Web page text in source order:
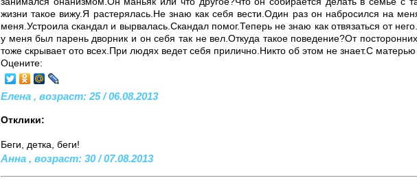
жизни такое вижу.Я растерялась.Не знаю как себя вести.Один раз он набросился на
меня.Устроила скандал и вырвалась.Скандал помог.Теперь не знаю как отвязаться от
у меня был парень дворник и он себя так не вел.Откуда такое поведение?От
тоже скрывает ото всех.При людях ведет себя прилично.Никто об этом не знает.С
Оцените:
Елена , возраст: 25 / 06.08.2013
Отклики:
Беги, детка, беги!
Анна , возраст: 30 / 07.08.2013